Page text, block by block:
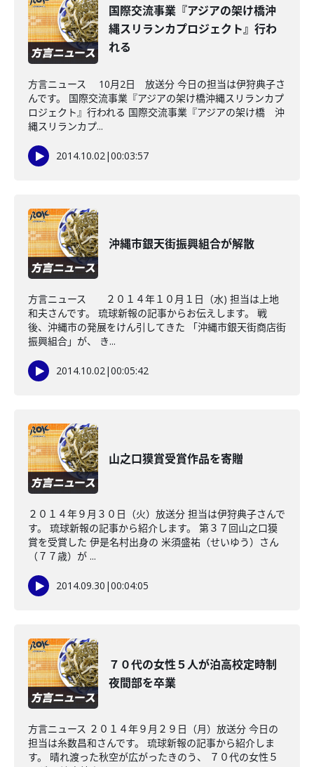
国際交流事業『アジアの架け橋沖
縄スリランカプロジェクト』行わ
れる
方言ニュース 10月2日 放送分 今日の担当は伊狩典子さ
んです。 国際交流事業『アジアの架け橋沖縄スリランカプ
ロジェクト』行われる 国際交流事業『アジアの架け橋 沖
縄スリランカプ...
2014.10.02|00:03:57
沖縄市銀天街振興組合が解散
方言ニュース ２０１４年１０月１日（水) 担当は上地
和夫さんです。 琉球新報の記事からお伝えします。 戦
後、沖縄市の発展をけん引してきた 「沖縄市銀天街商店街
振興組合」が、 き...
2014.10.02|00:05:42
山之口獏賞受賞作品を寄贈
２０１４年９月３０日（火）放送分 担当は伊狩典子さんで
す。 琉球新報の記事から紹介します。 第３７回山之口獏
賞を受賞した 伊是名村出身の 米須盛祐（せいゆう）さん
（７７歳）が ...
2014.09.30 |00:04:05
７０代の女性５人が泊高校定時制
夜間部を卒業
方言ニュース ２０１４年９月２９日（月）放送分 今日の
担当は糸数昌和さんです。 琉球新報の記事から紹介しま
す。 晴れ渡った秋空が広がったきのう、 ７０代の女性５